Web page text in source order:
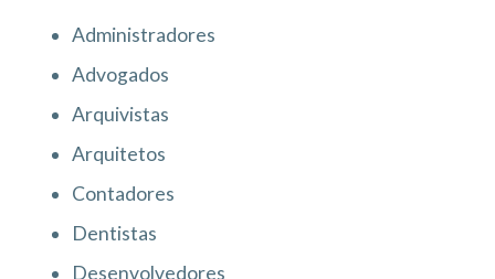
Administradores
Advogados
Arquivistas
Arquitetos
Contadores
Dentistas
Desenvolvedores